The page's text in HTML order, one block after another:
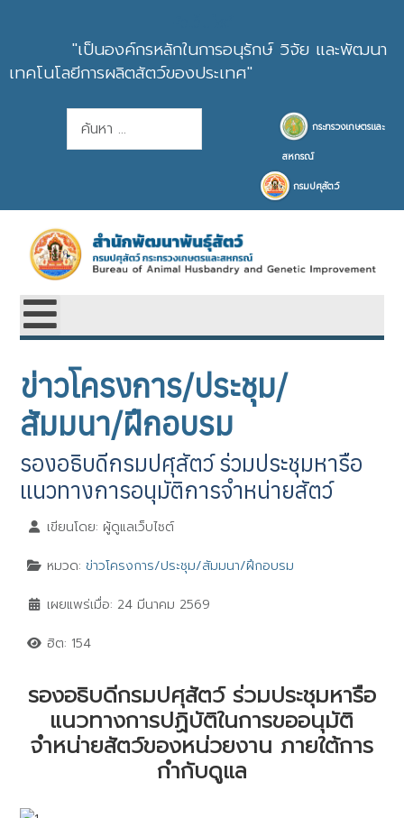
"เป็นองค์กรหลักในการอนุรักษ์ วิจัย และพัฒนา
เทคโนโลยีการผลิตสัตว์ของประเทศ"
การค้นหา กระทรวงเกษตรและ
สหกรณ์
กรมปศุสัตว์
ข่าวโครงการ/ประชุม/
สัมมนา/ฝึกอบรม
รองอธิบดีกรมปศุสัตว์ ร่วมประชุมหารือ
แนวทางการอนุมัติการจำหน่ายสัตว์
เขียนโดย: ผู้ดูแลเว็บไซต์
หมวด: ข่าวโครงการ/ประชุม/สัมมนา/ฝึกอบรม
เผยแพร่เมื่อ: 24 มีนาคม 2569
ฮิต: 154
รองอธิบดีกรมปศุสัตว์ ร่วมประชุมหารือ
แนวทางการปฏิบัติในการขออนุมัติ
จำหน่ายสัตว์ของหน่วยงาน ภายใต้การ
กำกับดูแล